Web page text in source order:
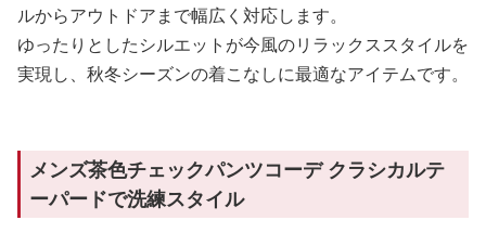
ルからアウトドアまで幅広く対応します。
ゆったりとしたシルエットが今風のリラックススタイルを
実現し、秋冬シーズンの着こなしに最適なアイテムです。
メンズ茶色チェックパンツコーデ クラシカルテ
ーパードで洗練スタイル